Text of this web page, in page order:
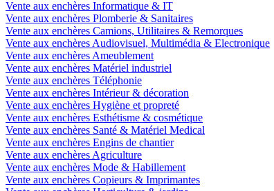
Vente aux enchères Informatique & IT
Vente aux enchères Plomberie & Sanitaires
Vente aux enchères Camions, Utilitaires & Remorques
Vente aux enchères Audiovisuel, Multimédia & Electronique
Vente aux enchères Ameublement
Vente aux enchères Matériel industriel
Vente aux enchères Téléphonie
Vente aux enchères Intérieur & décoration
Vente aux enchères Hygiène et propreté
Vente aux enchères Esthétisme & cosmétique
Vente aux enchères Santé & Matériel Medical
Vente aux enchères Engins de chantier
Vente aux enchères Agriculture
Vente aux enchères Mode & Habillement
Vente aux enchères Copieurs & Imprimantes